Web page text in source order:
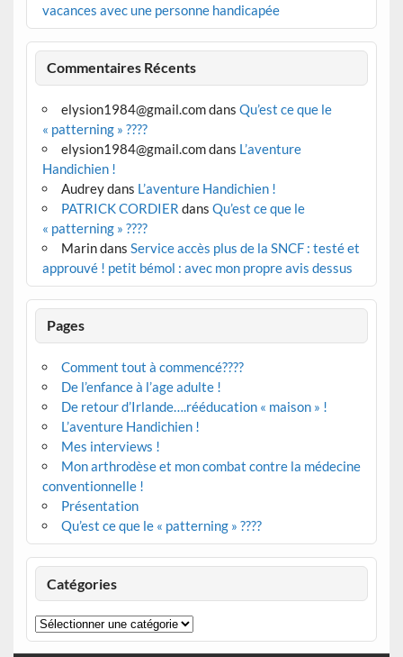
vacances avec une personne handicapée
Commentaires Récents
elysion1984@gmail.comdans Qu’est ce que le
« patterning » ????
elysion1984@gmail.comdans L’aventure
Handichien !
Audreydans L’aventure Handichien !
PATRICK CORDIER dans Qu’est ce que le
« patterning » ????
Marindans Service accès plus de la SNCF : testé et
approuvé ! petit bémol : avec mon propre avis dessus
Pages
Comment tout à commencé????
De l’enfance à l’age adulte !
De retour d’Irlande….rééducation « maison » !
L’aventure Handichien !
Mes interviews !
Mon arthrodèse et mon combat contre la médecine
conventionnelle !
Présentation
Qu’est ce que le « patterning » ????
Catégories
Catégories